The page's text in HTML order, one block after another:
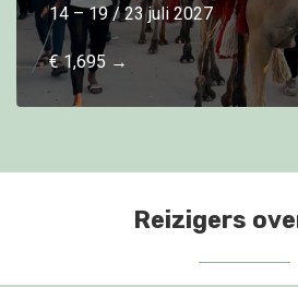
14 – 19 / 23 juli 2027
€ 1,695 →
Reizigers